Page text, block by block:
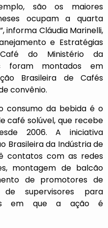
são os maiores
ocupam a quarta
informa Cláudia Marinelli,
e Estratégias
do Ministério da
foram montados em
Brasileira de Cafés
convênio.
consumo da bebida é o
café solúvel, que recebe
2006. A iniciativa
Brasileira da Indústria de
contatos com as redes
montagem de balcão
de promotores de
supervisores para
em que a ação é